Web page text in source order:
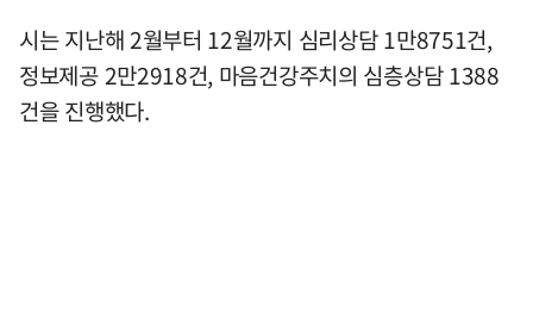
시는 지난해 2월부터 12월까지 심리상담 1만8751건,
정보제공 2만2918건, 마음건강주치의 심층상담 1388
건을 진행했다.